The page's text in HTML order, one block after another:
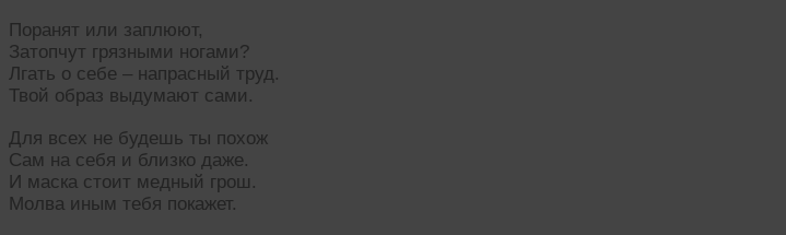
Поранят или заплюют,
Затопчут грязными ногами?
Лгать о себе – напрасный труд.
Твой образ выдумают сами.
Для всех не будешь ты похож
Сам на себя и близко даже.
И маска стоит медный грош.
Молва иным тебя покажет.